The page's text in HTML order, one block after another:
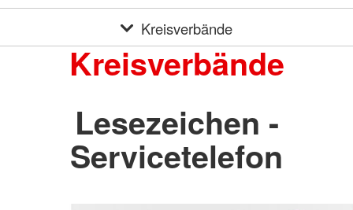
Kreisverbände
Kreisverbände
Lesezeichen -
Servicetelefon